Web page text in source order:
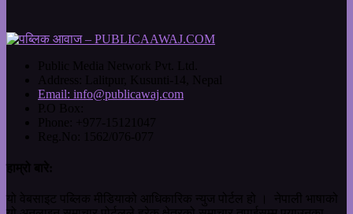
Email: info@publicawaj.com